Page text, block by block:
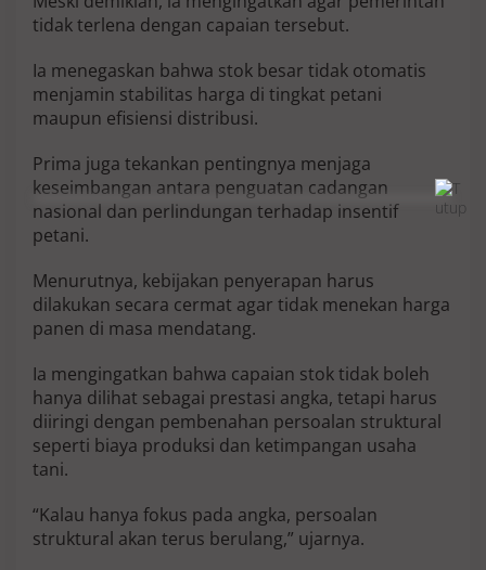
tidak terlena dengan capaian tersebut.
Ia menegaskan bahwa stok besar tidak otomatis
menjamin stabilitas harga di tingkat petani
maupun efisiensi distribusi.
Prima juga tekankan pentingnya menjaga
keseimbangan antara penguatan cadangan
nasional dan perlindungan terhadap insentif
petani.
Menurutnya, kebijakan penyerapan harus
dilakukan secara cermat agar tidak menekan harga
panen di masa mendatang.
Ia mengingatkan bahwa capaian stok tidak boleh
hanya dilihat sebagai prestasi angka, tetapi harus
diiringi dengan pembenahan persoalan struktural
seperti biaya produksi dan ketimpangan usaha
tani.
“Kalau hanya fokus pada angka, persoalan
struktural akan terus berulang,” ujarnya.